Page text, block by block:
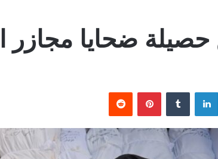
حصيلة ضحايا مجازر
لينكدإن بينتيريست